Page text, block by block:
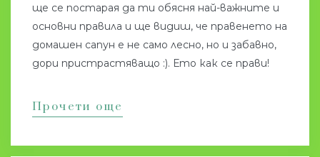
ще се постарая да ти обясня най-важните и
основни правила и ще видиш, че правенето на
домашен сапун е не само лесно, но и забавно,
дори пристрастяващо :). Ето как се прави!
Прочети още